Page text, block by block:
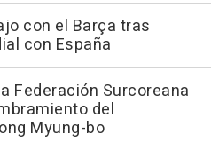
con el Barça tras
con España
Federación Surcoreana
del
Myung-bo